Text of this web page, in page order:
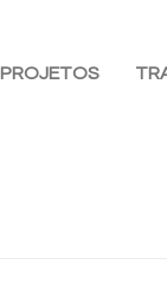
PROJETOS